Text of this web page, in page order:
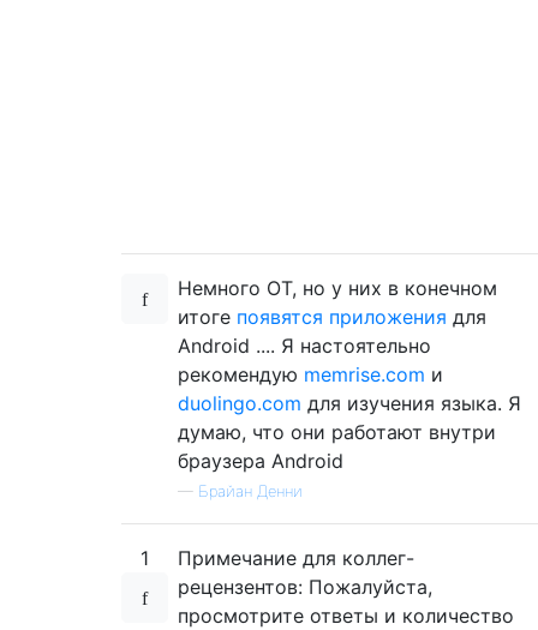
Немного ОТ, но у них в конечном
итоге появятся приложения для
Android .... Я настоятельно
рекомендую memrise.com и
duolingo.com для изучения языка. Я
думаю, что они работают внутри
браузера Android
— Брайан Денни
1
Примечание для коллег-
рецензентов: Пожалуйста,
просмотрите ответы и количество